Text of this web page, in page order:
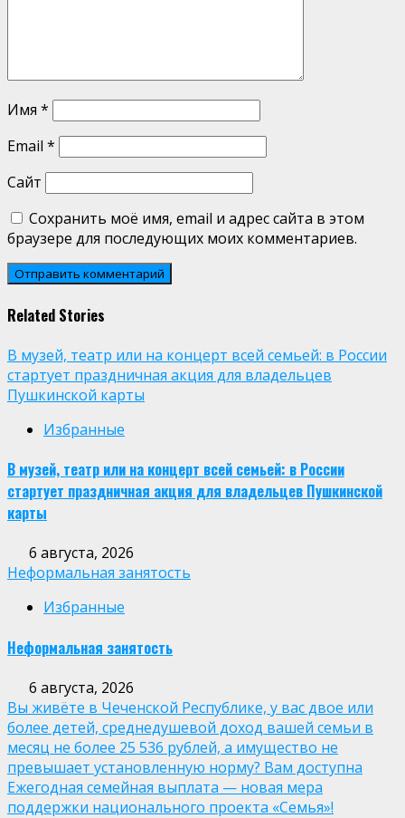
Имя *
Email *
Сайт
Сохранить моё имя, email и адрес сайта в этом
браузере для последующих моих комментариев.
Related Stories
В музей, театр или на концерт всей семьей: в России
стартует праздничная акция для владельцев
Пушкинской карты
Избранные
В музей, театр или на концерт всей семьей: в России
стартует праздничная акция для владельцев Пушкинской
карты
6 августа, 2026
Неформальная занятость
Избранные
Неформальная занятость
6 августа, 2026
Вы живёте в Чеченской Республике, у вас двое или
более детей, среднедушевой доход вашей семьи в
месяц не более 25 536 рублей, а имущество не
превышает установленную норму? Вам доступна
Ежегодная семейная выплата — новая мера
поддержки национального проекта «Семья»!